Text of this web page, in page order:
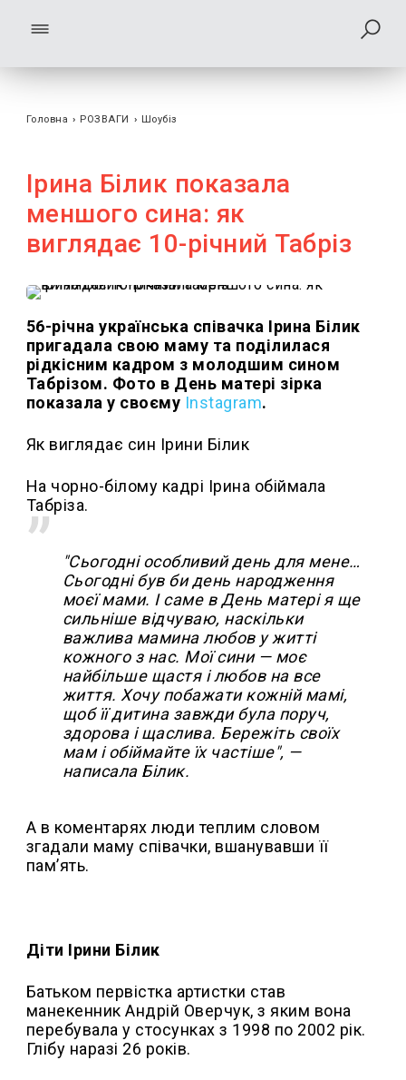
Головна › РОЗВАГИ › Шоубiз
Ірина Білик показала
меншого сина: як
виглядає 10-річний Табріз
56-річна українська співачка Ірина Білик
пригадала свою маму та поділилася
рідкісним кадром з молодшим сином
Табрізом. Фото в День матері зірка
показала у своєму Instagram.
Як виглядає син Ірини Білик
На чорно-білому кадрі Ірина обіймала
Табріза.
"Сьогодні особливий день для мене…
Сьогодні був би день народження
моєї мами. І саме в День матері я ще
сильніше відчуваю, наскільки
важлива мамина любов у житті
кожного з нас. Мої сини — моє
найбільше щастя і любов на все
життя. Хочу побажати кожній мамі,
щоб її дитина завжди була поруч,
здорова і щаслива. Бережіть своїх
мам і обіймайте їх частіше", —
написала Білик.
А в коментарях люди теплим словом
згадали маму співачки, вшанувавши її
памʼять.
Діти Ірини Білик
Батьком первістка артистки став
манекенник Андрій Оверчук, з яким вона
перебувала у стосунках з 1998 по 2002 рік.
Глібу наразі 26 років.